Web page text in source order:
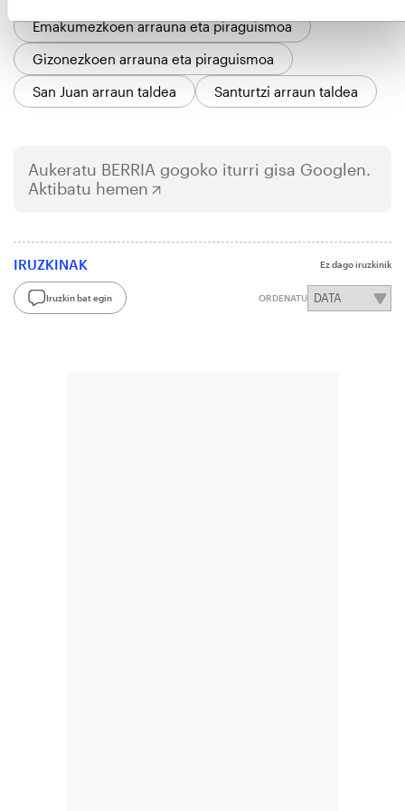
Emakumezkoen arrauna eta piraguismoa
Gizonezkoen arrauna eta piraguismoa
San Juan arraun taldea
Santurtzi arraun taldea
Aukeratu BERRIA gogoko iturri gisa Googlen.
Aktibatu hemen
IRUZKINAK Ez dago iruzkinik
Iruzkin bat egin ORDENATU